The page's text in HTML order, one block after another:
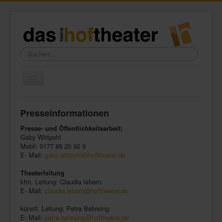
Suchen...
Freundeskreis
Galerie
Presse
Kontakt
Presseinformationen
Presse- und Öffentlichkeitsarbeit:
Gaby Wittpohl
Mobil: 0177 85 20 92 9
E- Mail: gaby.wittpohl@hoftheater.de
Theaterleitung
kfm. Leitung: Claudia Isbarn
E- Mail: claudia.isbarn@hoftheater.de
künstl. Leitung: Petra Behrsing
E- Mail: petra.behrsing@hoftheater.de